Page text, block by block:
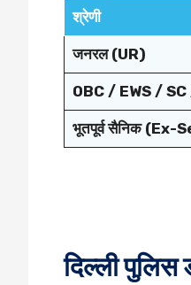
श्रेणी
जनरल (UR)
OBC / EWS /
भूतपूर्व सैनिक
दिल्ली पुलिस